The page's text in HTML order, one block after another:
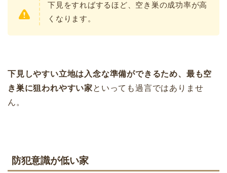
下見をすればするほど、空き巣の成功率が高
くなります。
下見しやすい立地は入念な準備ができるため、最も空
き巣に狙われやすい家といっても過言ではありませ
ん。
防犯意識が低い家